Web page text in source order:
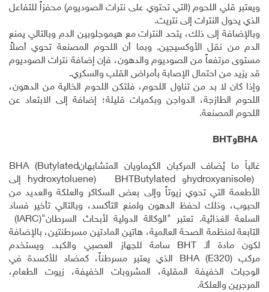
ويعتبر قلي اللحوم (التي تحتوي على نترات الصوديوم) محفزاً للتفاعل
الذي يحول النترات إلى نتريت.
وبالإضافة إلى ذلك، يتحد النترات مع هيموجلوبين الدم وبالتالي يمنع
الدم من نقل الأوكسيجين. وبما أن اللحوم المصنعة تحوي أصلاً
مستوى مرتفعاً من الصوديوم والدهون، فإن إضافة نترات الصوديوم
قد يزيد من احتمال الإصابة بأمراض القلب والسكري.
وإذا كان لا بد من تناول اللحوم، فلتكن اللحوم الخالية من الدهون،
اللحوم الطازجة، الدواجن وبكميات قليلة؛ إضافة إلى الابتعاد عن
اللحوم المصنعة.
BHAوBHT
غالباً ما يُضاف المركبان الكيماويان المتشابهانBHA (Butylated
hydroxyanisole)و BHTButylated
hydroxytoluene) إلى
الأطعمة التي تحوي زيوتاً وإلى بعض السكاكر والعلكة والعديد من
الحبوب، وذلك لحفظ الدهون ولمنع التأكسد، وبالتالي تأخير فساد
السلعة الغذائية. تعتبر "الوكالة الدولية لأبحاث السرطان"(IARC)
التابعة لمنظمة الصحة العالمية، هاتين المادتين مسرطنتين، بالإضافة
لكون مادة ألـBHT سامة للجهاز العصبي والكبد. ويستخدم
مركب BHA (E320) الذي يعتبر مسرطناً، كمضاد للأكسدة في
الوجبات الخفيفة المقلية، المشروبات الخفيفة، زيوت الطعام،
المرجرين والعلكة.